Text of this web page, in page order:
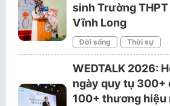
sinh Trường
Vĩnh Long
Đời sống Thời sự
WEDTALK 2026:
ngày quy tụ 300+
100+ thương hiệu